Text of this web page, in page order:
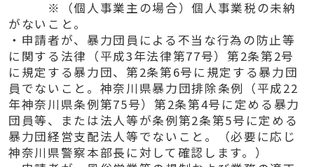
※（個人事業主の場合）個人事業税の未納
がないこと。
・申請者が、暴力団員による不当な行為の防止等
に関する法律（平成3年法律第77号）第2条第2号
に規定する暴力団、第2条第6号に規定する暴力団
員でないこと。神奈川県暴力団排除条例（平成22
年神奈川県条例第75号）第2条第4号に定める暴力
団員等、または法人等が条例第2条第5号に定める
暴力団経営支配法人等でないこと。（必要に応じ
神奈川県警察本部長に対して確認します。）